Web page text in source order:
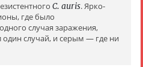
C. auris. Ярко-
где было
случая заражения,
случай, и серым — где ни